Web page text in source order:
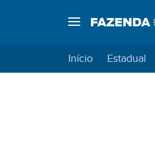
Início Estadual